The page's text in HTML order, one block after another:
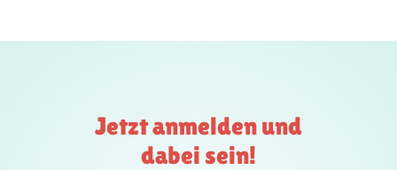
Jetzt anmelden und
dabei sein!